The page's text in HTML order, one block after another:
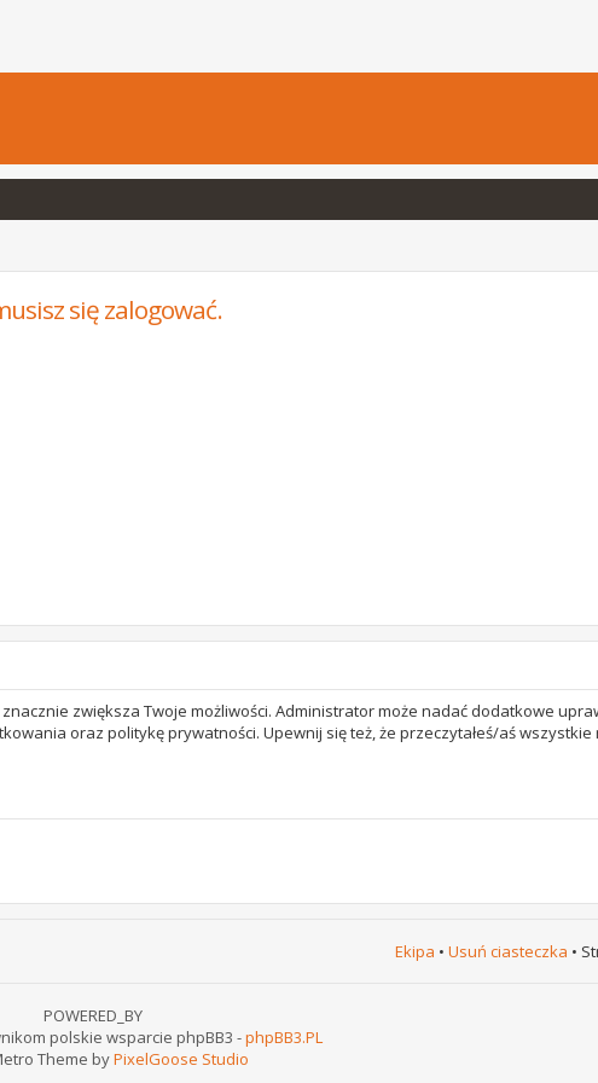
się zalogować.
zwiększa Twoje możliwości. Administrator może nadać dodatkowe
oraz politykę prywatności. Upewnij się też, że przeczytałeś/aś
Ekipa • Usuń ciasteczka •
POWERED_BY
polskie wsparcie phpBB3 -phpBB3.PL
Theme byPixelGoose Studio